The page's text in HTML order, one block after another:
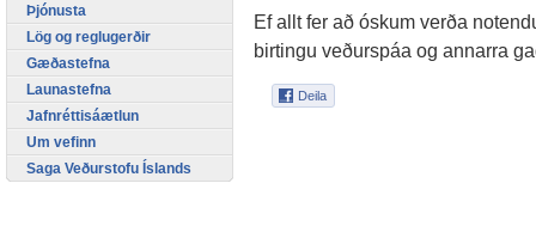
Ef allt fer að óskum verða
birtingu veðurspáa og annarra
Þjónusta
Lög og reglugerðir
Gæðastefna
Launastefna
Jafnréttisáætlun
Um vefinn
Saga Veðurstofu Íslands